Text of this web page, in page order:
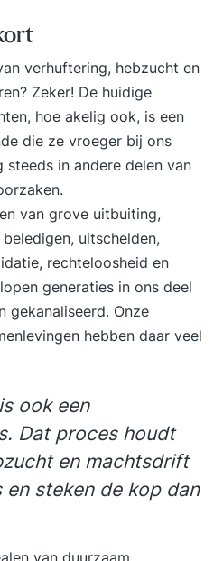
verhuftering, hebzucht en
Zeker! De huidige
hoe akelig ook, is een
die ze vroeger bij ons
in andere delen van
van grove uitbuiting,
uitschelden,
rechteloosheid en
generaties in ons deel
gekanaliseerd. Onze
hebben daar veel
ook een
Dat proces houdt
en machtsdrift
en steken de kop dan
van duurzaam